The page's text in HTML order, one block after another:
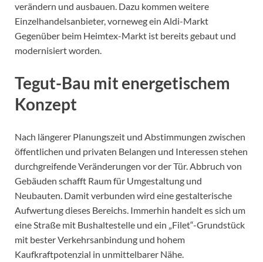
verändern und ausbauen. Dazu kommen weitere
Einzelhandelsanbieter, vorneweg ein Aldi-Markt
Gegenüber beim Heimtex-Markt ist bereits gebaut und
modernisiert worden.
Tegut-Bau mit energetischem
Konzept
Nach längerer Planungszeit und Abstimmungen zwischen
öffentlichen und privaten Belangen und Interessen stehen
durchgreifende Veränderungen vor der Tür. Abbruch von
Gebäuden schafft Raum für Umgestaltung und
Neubauten. Damit verbunden wird eine gestalterische
Aufwertung dieses Bereichs. Immerhin handelt es sich um
eine Straße mit Bushaltestelle und ein „Filet“-Grundstück
mit bester Verkehrsanbindung und hohem
Kaufkraftpotenzial in unmittelbarer Nähe.